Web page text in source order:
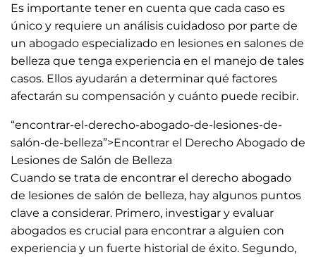
Es importante tener en cuenta que cada caso es
único y requiere un análisis cuidadoso por parte de
un abogado especializado en lesiones en salones de
belleza que tenga experiencia en el manejo de tales
casos. Ellos ayudarán a determinar qué factores
afectarán su compensación y cuánto puede recibir.
“encontrar-el-derecho-abogado-de-lesiones-de-
salón-de-belleza”>Encontrar el Derecho Abogado de
Lesiones de Salón de Belleza
Cuando se trata de encontrar el derecho abogado
de lesiones de salón de belleza, hay algunos puntos
clave a considerar. Primero, investigar y evaluar
abogados es crucial para encontrar a alguien con
experiencia y un fuerte historial de éxito. Segundo,